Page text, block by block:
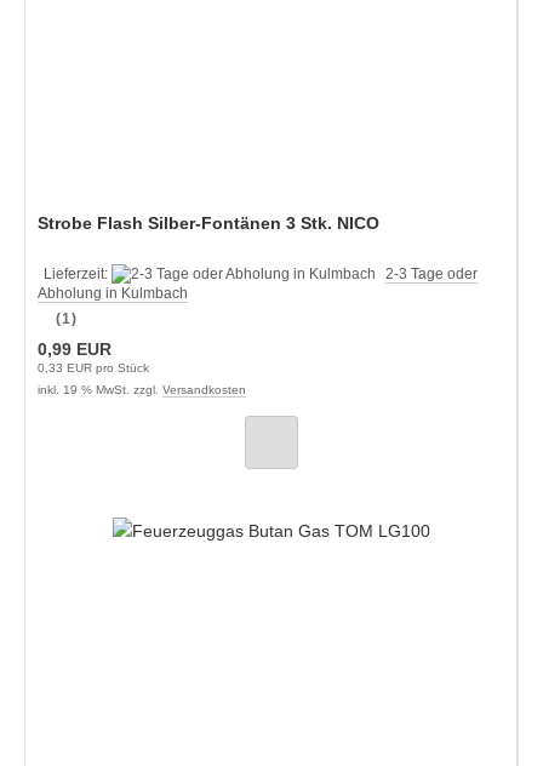
Strobe Flash Silber-Fontänen 3 Stk. NICO
Lieferzeit:
2-3 Tage oder
Abholung in Kulmbach
(1)
0,99 EUR
0,33 EUR pro Stück
inkl. 19 % MwSt. zzgl. Versandkosten